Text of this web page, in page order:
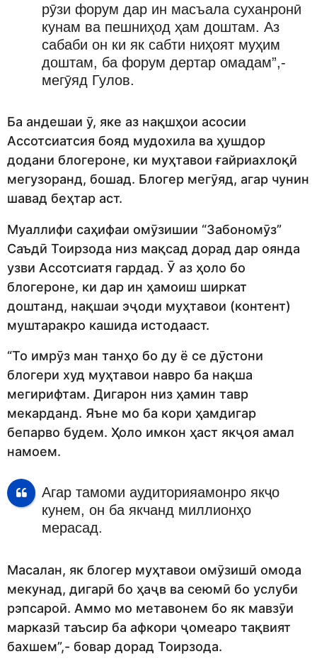
рӯзи форум дар ин масъала суханронӣ
кунам ва пешниҳод ҳам доштам. Аз
сабаби он ки як сабти ниҳоят муҳим
доштам, ба форум дертар омадам”,-
мегӯяд Гулов.
Ба андешаи ӯ, яке аз нақшҳои асосии
Ассотсиатсия бояд мудохила ва ҳушдор
додани блогероне, ки муҳтавои ғайриахлоқӣ
мегузоранд, бошад. Блогер мегӯяд, агар чунин
шавад беҳтар аст.
Муаллифи саҳифаи омӯзишии “Забономӯз”
Саъдӣ Тоирзода низ мақсад дорад дар оянда
узви Ассотсиатя гардад. Ӯ аз ҳоло бо
блогероне, ки дар ин ҳамоиш ширкат
доштанд, нақшаи эҷоди муҳтавои (контент)
муштаракро кашида истодааст.
“То имрӯз ман танҳо бо ду ё се дӯстони
блогери худ муҳтавои навро ба нақша
мегирифтам. Дигарон низ ҳамин тавр
мекарданд. Яъне мо ба кори ҳамдигар
бепарво будем. Ҳоло имкон ҳаст якҷоя амал
намоем.
Агар тамоми аудиторияамонро якҷо
кунем, он ба якчанд миллионҳо
мерасад.
Масалан, як блогер муҳтавои омӯзишӣ омода
мекунад, дигарӣ бо ҳаҷв ва сеюмӣ бо услуби
рэпсароӣ. Аммо мо метавонем бо як мавзӯи
марказӣ таъсир ба афкори ҷомеаро тақвият
бахшем”,- бовар дорад Тоирзода.